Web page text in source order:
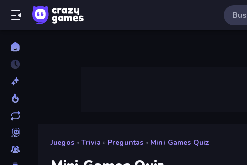
Juegos » Trivia » Preguntas » Mini Games Quiz